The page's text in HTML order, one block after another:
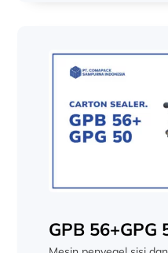
GPB 56+GPG